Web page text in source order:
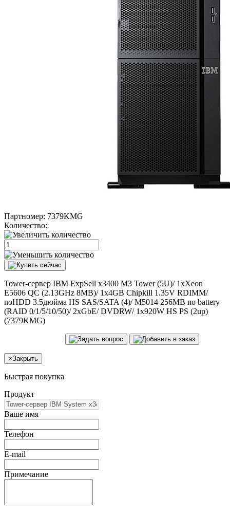
Партномер: 7379KMG
Количество:
Tower-сервер IBM ExpSell x3400 M3 Tower (5U)/ 1xXeon
E5606 QC (2.13GHz 8MB)/ 1x4GB Chipkill 1.35V RDIMM/
noHDD 3.5дюйма HS SAS/SATA (4)/ M5014 256MB no battery
(RAID 0/1/5/10/50)/ 2xGbE/ DVDRW/ 1x920W HS PS (2up)
(7379KMG)
×Закрыть
Быстрая покупка
Продукт
Ваше имя
Телефон
E-mail
Примечание